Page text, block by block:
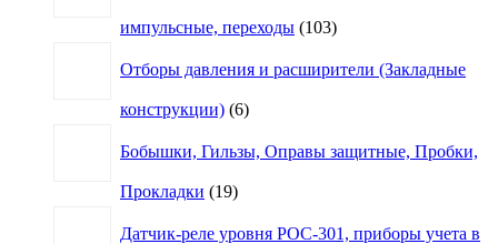
импульсные, переходы 103103
Отборы давления и расширители (Закладные
конструкции) 66
Бобышки, Гильзы, Оправы защитные, Пробки,
Прокладки 1919
Датчик-реле уровня РОС-301, приборы учета в